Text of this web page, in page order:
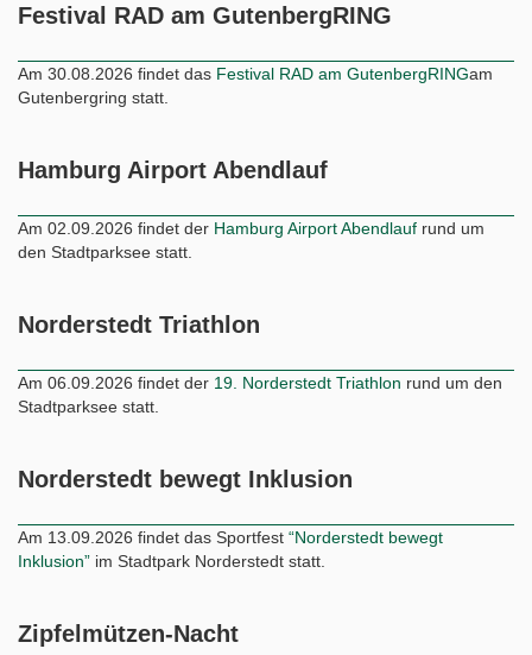
Festival RAD am GutenbergRING
Am 30.08.2026 findet das Festival RAD am GutenbergRINGam
Gutenbergring statt.
Hamburg Airport Abendlauf
Am 02.09.2026 findet der Hamburg Airport Abendlauf rund um
den Stadtparksee statt.
Norderstedt Triathlon
Am 06.09.2026 findet der 19. Norderstedt Triathlon rund um den
Stadtparksee statt.
Norderstedt bewegt Inklusion
Am 13.09.2026 findet das Sportfest “Norderstedt bewegt
Inklusion” im Stadtpark Norderstedt statt.
Zipfelmützen-Nacht